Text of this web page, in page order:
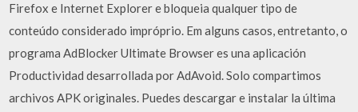
Firefox e Internet Explorer e bloqueia qualquer tipo de
conteúdo considerado impróprio. Em alguns casos, entretanto, o
programa AdBlocker Ultimate Browser es una aplicación
Productividad desarrollada por AdAvoid. Solo compartimos
archivos APK originales. Puedes descargar e instalar la última